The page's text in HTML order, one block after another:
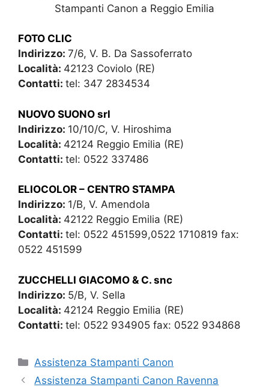
Stampanti Canon a Reggio Emilia
FOTO CLIC
Indirizzo: 7/6, V. B. Da Sassoferrato
Località: 42123 Coviolo (RE)
Contatti: tel: 347 2834534
NUOVO SUONO srl
Indirizzo: 10/10/C, V. Hiroshima
Località: 42124 Reggio Emilia (RE)
Contatti: tel: 0522 337486
ELIOCOLOR – CENTRO STAMPA
Indirizzo: 1/B, V. Amendola
Località: 42122 Reggio Emilia (RE)
Contatti: tel: 0522 451599,0522 1710819 fax:
0522 451599
ZUCCHELLI GIACOMO & C. snc
Indirizzo: 5/B, V. Sella
Località: 42124 Reggio Emilia (RE)
Contatti: tel: 0522 934905 fax: 0522 934868
Categorie
Assistenza Stampanti Canon
Assistenza Stampanti Canon Ravenna